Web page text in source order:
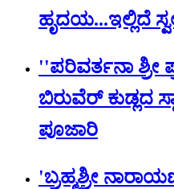
ಹೃದಯ...ಇಲ್ಲಿದೆ
''ಪರಿವರ್ತನಾ ಶ್ರೀ
ಬಿರುವೆರ್ ಕುಡ್ಲದ
ಪೂಜಾರಿ
'ಬ್ರಹ್ಮಶ್ರೀ